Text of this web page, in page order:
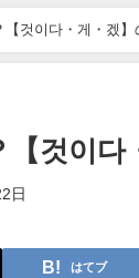
것이다・게・겠】
것이다
日
はてブ